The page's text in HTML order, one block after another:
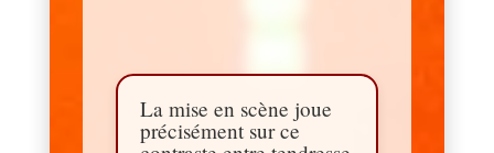
La mise en scène joue
précisément sur ce